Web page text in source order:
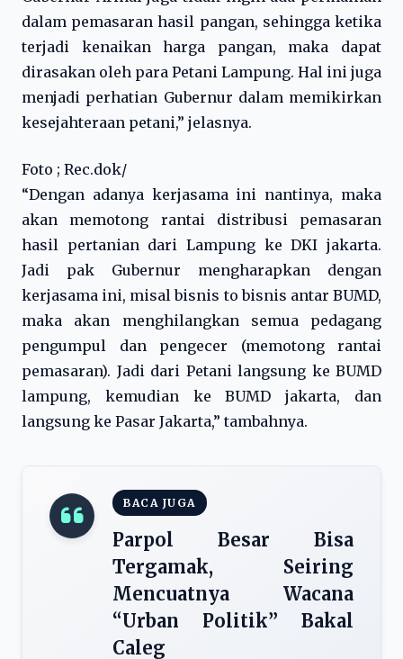
dalam pemasaran hasil pangan, sehingga ketika
terjadi kenaikan harga pangan, maka dapat
dirasakan oleh para Petani Lampung. Hal ini juga
menjadi perhatian Gubernur dalam memikirkan
kesejahteraan petani,” jelasnya.
Foto ; Rec.dok/
“Dengan adanya kerjasama ini nantinya, maka
akan memotong rantai distribusi pemasaran
hasil pertanian dari Lampung ke DKI jakarta.
Jadi pak Gubernur mengharapkan dengan
kerjasama ini, misal bisnis to bisnis antar BUMD,
maka akan menghilangkan semua pedagang
pengumpul dan pengecer (memotong rantai
pemasaran). Jadi dari Petani langsung ke BUMD
lampung, kemudian ke BUMD jakarta, dan
langsung ke Pasar Jakarta,” tambahnya.
BACA JUGA
Parpol Besar Bisa
Tergamak, Seiring
Mencuatnya Wacana
“Urban Politik” Bakal
Caleg